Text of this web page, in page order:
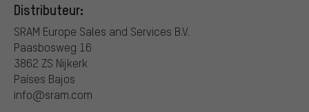
Distributeur:
SRAM Europe Sales and Services B.V.
Paasbosweg 16
3862 ZS Nijkerk
Países Bajos
info@sram.com